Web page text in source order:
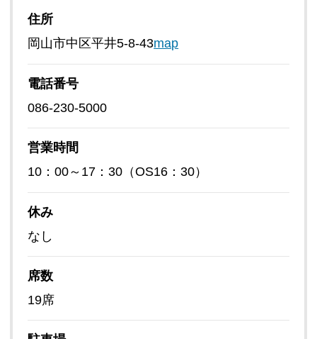
住所
岡山市中区平井5-8-43map
電話番号
086-230-5000
営業時間
10：00～17：30（OS16：30）
休み
なし
席数
19席